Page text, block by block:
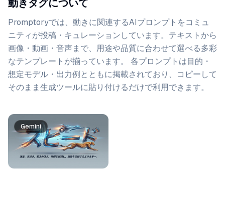
動きタグについて
Promptoryでは、 動きに関連するAIプロンプトをコミュ
ニティが投稿・キュレーションしています。 テキストから
画像・動画・音声まで、用途や品質に合わせて選べる多彩
なテンプレートが揃っています。 各プロンプトは目的・
想定モデル・出力例とともに掲載されており、コピーして
そのまま生成ツールに貼り付けるだけで利用できます。
プロンプト一覧
Gemini